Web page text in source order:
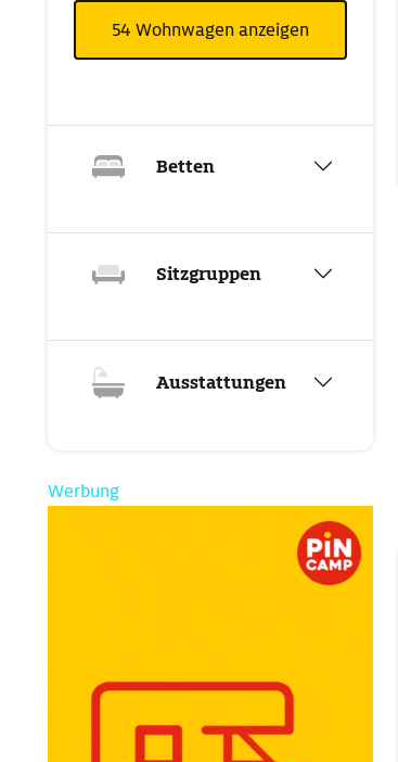
54 Wohnwagen anzeigen
Betten
Sitzgruppen
Ausstattungen
Werbung